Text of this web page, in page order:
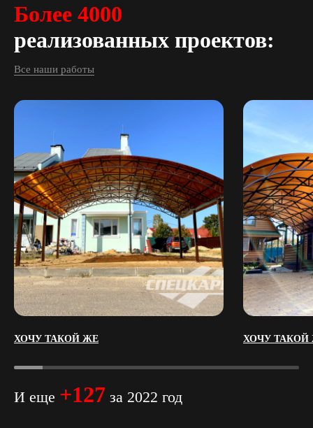
Более 4000
реализованных проектов:
Все наши работы
ХОЧУ ТАКОЙ ЖЕ ХОЧУ ТАКОЙ
И еще +127 за 2022 год